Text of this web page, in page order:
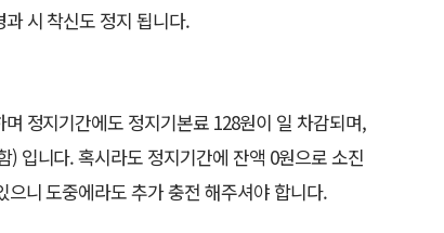
시 착신도 정지 됩니다.
정지기간에도 정지기본료 128원이 일 차감되며,
) 입니다. 혹시라도 정지기간에 잔액 0원으로 소진
니 도중에라도 추가 충전 해주셔야 합니다.